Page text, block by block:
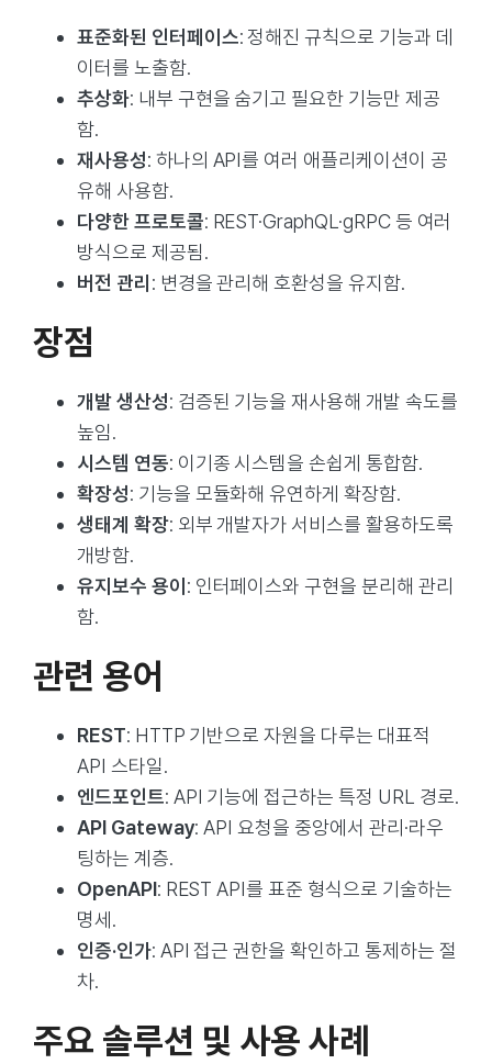
표준화된 인터페이스: 정해진 규칙으로 기능과 데
이터를 노출함.
추상화: 내부 구현을 숨기고 필요한 기능만 제공
함.
재사용성: 하나의 API를 여러 애플리케이션이 공
유해 사용함.
다양한 프로토콜: REST·GraphQL·gRPC 등 여러
방식으로 제공됨.
버전 관리 : 변경을 관리해 호환성을 유지함.
장점
개발 생산성: 검증된 기능을 재사용해 개발 속도를
높임.
시스템 연동: 이기종 시스템을 손쉽게 통합함.
확장성: 기능을 모듈화해 유연하게 확장함.
생태계 확장: 외부 개발자가 서비스를 활용하도록
개방함.
유지보수 용이 : 인터페이스와 구현을 분리해 관리
함.
관련 용어
REST: HTTP 기반으로 자원을 다루는 대표적
API 스타일.
엔드포인트: API 기능에 접근하는 특정 URL 경로.
API Gateway: API 요청을 중앙에서 관리·라우
팅하는 계층.
OpenAPI: REST API를 표준 형식으로 기술하는
명세.
인증·인가: API 접근 권한을 확인하고 통제하는 절
차.
주요 솔루션 및 사용 사례